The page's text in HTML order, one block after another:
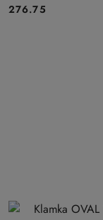
Cena:
276.75